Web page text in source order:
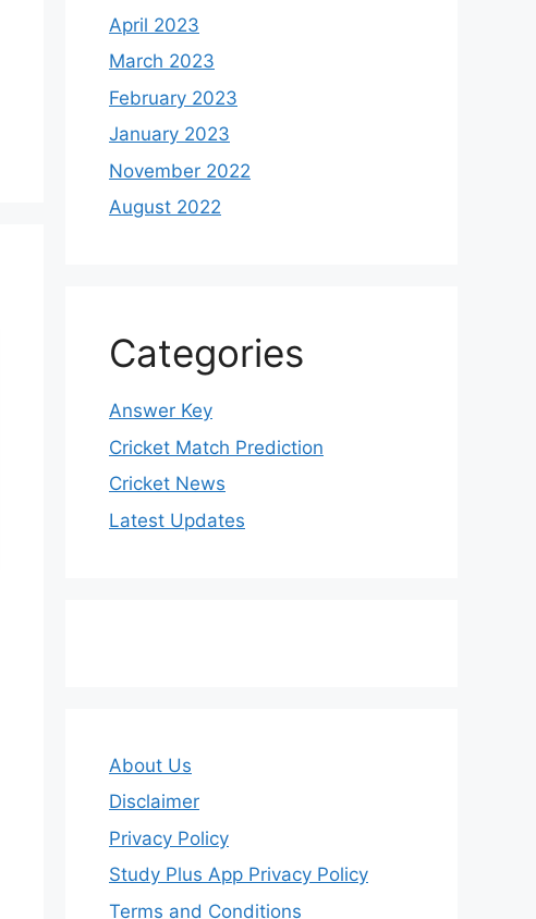
April 2023
March 2023
February 2023
January 2023
November 2022
August 2022
Categories
Answer Key
Cricket Match Prediction
Cricket News
Latest Updates
About Us
Disclaimer
Privacy Policy
Study Plus App Privacy Policy
Terms and Conditions